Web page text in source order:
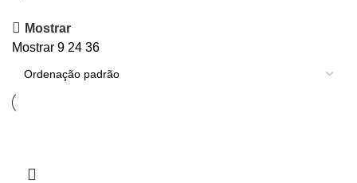
Mostrar
Mostrar 9 24 36